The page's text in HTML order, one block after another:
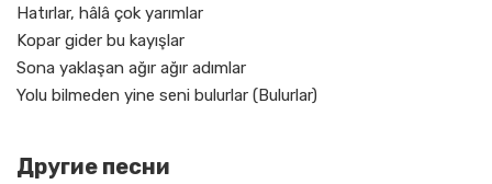
Hatırlar, hâlâ çok yarımlar
Kopar gider bu kayışlar
Sona yaklaşan ağır ağır adımlar
Yolu bilmeden yine seni bulurlar (Bulurlar)
Другие песни